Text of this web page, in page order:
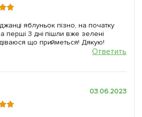
яблуньок пізно, на початку
перші 3 дні пішли вже зелені
що прийметься! Дякую!
Ответить
03.06.2023